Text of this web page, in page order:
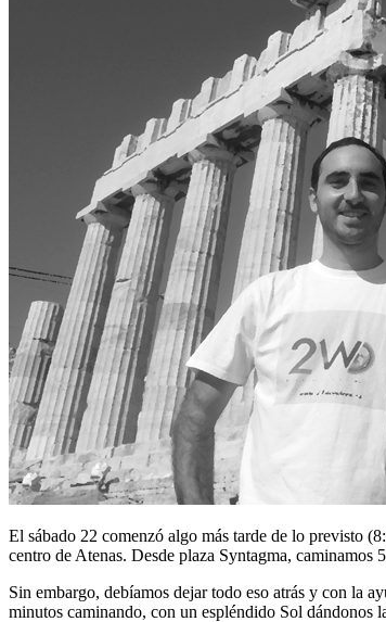
El sábado 22 comenzó algo más tarde de lo previsto
centro de Atenas. Desde plaza Syntagma, caminamos
Sin embargo, debíamos dejar todo eso atrás y con la
minutos caminando, con un espléndido Sol dándonos